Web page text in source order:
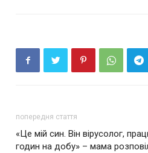
попередня стаття
«Це мій син. Він вірусолог,
годин на добу» – мама